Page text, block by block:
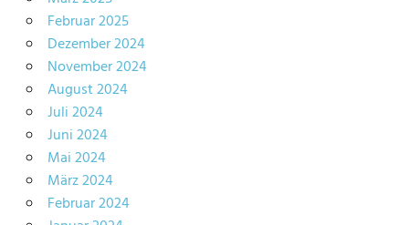
Februar 2025
Dezember 2024
November 2024
August 2024
Juli 2024
Juni 2024
Mai 2024
März 2024
Februar 2024